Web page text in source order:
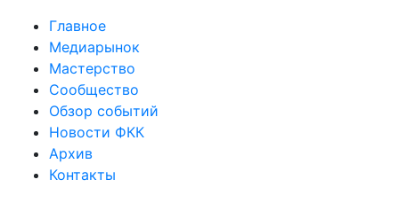
Главное
Медиарынок
Мастерство
Сообщество
Обзор событий
Новости ФКК
Архив
Контакты